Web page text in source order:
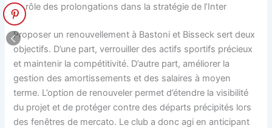
Le rôle des prolongations dans la stratégie de l’Inter
Proposer un renouvellement à Bastoni et Bisseck sert deux
objectifs. D’une part, verrouiller des actifs sportifs précieux
et maintenir la compétitivité. D’autre part, améliorer la
gestion des amortissements et des salaires à moyen
terme. L’option de renouveler permet d’étendre la visibilité
du projet et de protéger contre des départs précipités lors
des fenêtres de mercato. Le club a donc agi en anticipant